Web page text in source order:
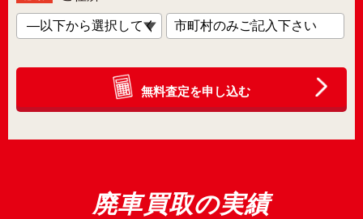
無料査定を申し込む
廃車買取の実績